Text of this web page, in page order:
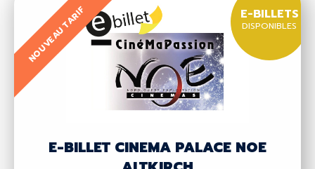
NOUVEAU TARIF
E-BILLET CINEMA PALACE NOE
E-BILLETS
DISPONIBLES